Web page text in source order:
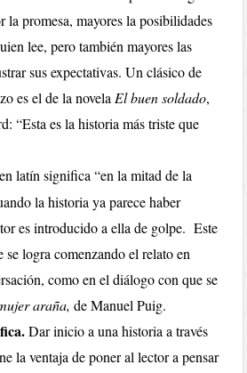
la promesa, mayores la posibilidades
lee, pero también mayores las
sus expectativas. Un clásico de
es el de la novela El buen soldado,
“Esta es la historia más triste que
latín significa “en la mitad de la
la historia ya parece haber
es introducido a ella de golpe. Este
se logra comenzando el relato en
como en el diálogo con que se
araña,de Manuel Puig.
Dar inicio a una historia a través
la ventaja de poner al lector a pensar